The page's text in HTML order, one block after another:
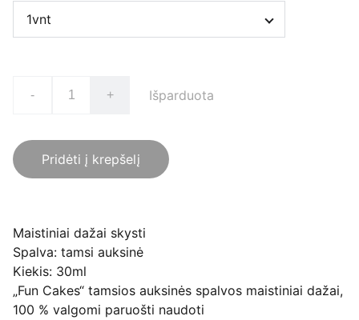
- + Išparduota
Pridėti į krepšelį
Maistiniai dažai skysti
Spalva: tamsi auksinė
Kiekis: 30ml
„Fun Cakes“ tamsios auksinės spalvos maistiniai dažai,
100 % valgomi paruošti naudoti